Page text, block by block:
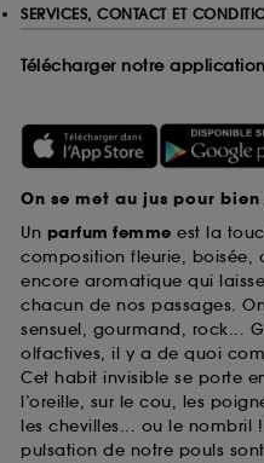
SERVICES, CONTACT ET
Télécharger notre application
On se met au jus pour
Un parfum femme est la
composition fleurie, boisée,
encore aromatique qui
chacun de nos passages.
sensuel, gourmand, rock...
olfactives, il y a de quoi
Cet habit invisible se porte
l’oreille, sur le cou, les
les chevilles... ou le nombril
pulsation de notre pouls